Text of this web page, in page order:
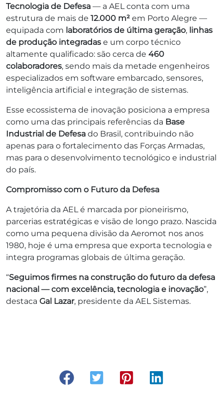
Tecnologia de Defesa — a AEL conta com uma
estrutura de mais de 12.000 m² em Porto Alegre —
equipada com laboratórios de última geração, linhas
de produção integradas e um corpo técnico
altamente qualificado: são cerca de 460
colaboradores, sendo mais da metade engenheiros
especializados em software embarcado, sensores,
inteligência artificial e integração de sistemas.
Esse ecossistema de inovação posiciona a empresa
como uma das principais referências da Base
Industrial de Defesa do Brasil, contribuindo não
apenas para o fortalecimento das Forças Armadas,
mas para o desenvolvimento tecnológico e industrial
do país.
Compromisso com o Futuro da Defesa
A trajetória da AEL é marcada por pioneirismo,
parcerias estratégicas e visão de longo prazo. Nascida
como uma pequena divisão da Aeromot nos anos
1980, hoje é uma empresa que exporta tecnologia e
integra programas globais de última geração.
“Seguimos firmes na construção do futuro da defesa
nacional — com excelência, tecnologia e inovação”,
destaca Gal Lazar, presidente da AEL Sistemas.